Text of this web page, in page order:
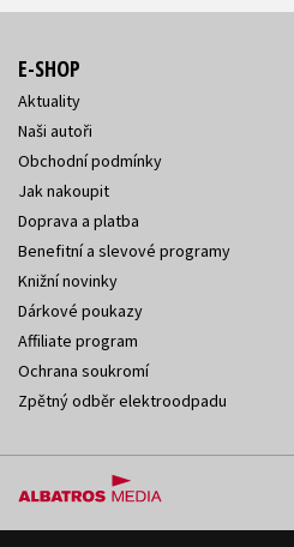
E-SHOP
Aktuality
Naši autoři
Obchodní podmínky
Jak nakoupit
Doprava a platba
Benefitní a slevové programy
Knižní novinky
Dárkové poukazy
Affiliate program
Ochrana soukromí
Zpětný odběr elektroodpadu